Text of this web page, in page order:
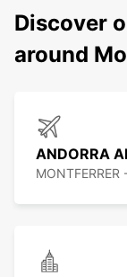
Discover
around
ANDORRA
MONTFERRER